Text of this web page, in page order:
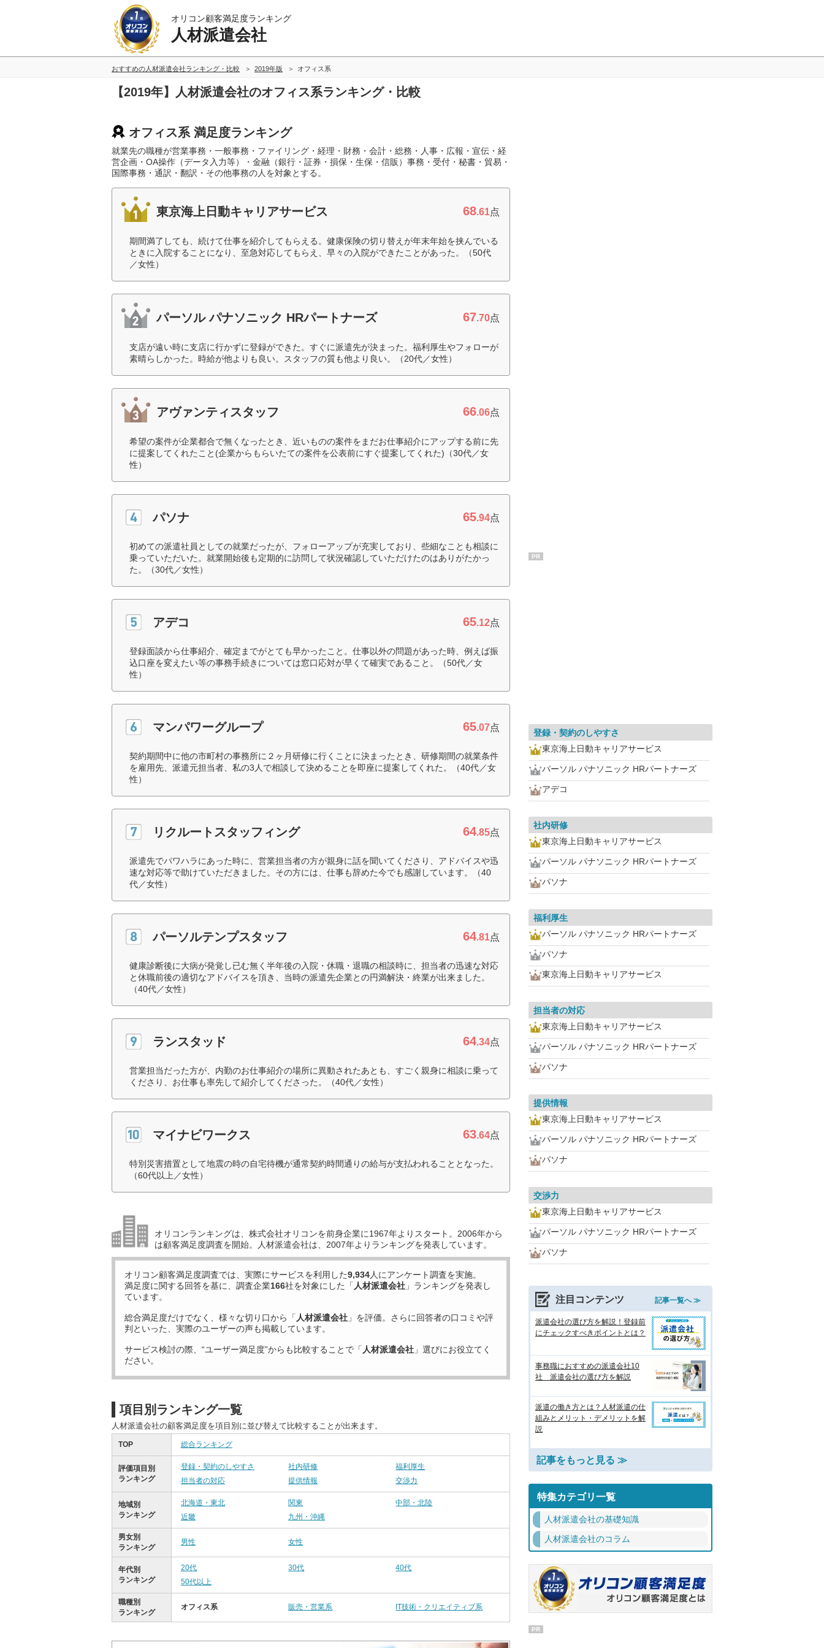
オリコン顧客満足度ランキング
人材派遣会社
おすすめの人材派遣会社ランキング・比較 2019年版 オフィス系
【2019年】人材派遣会社のオフィス系ランキング・比較
オフィス系 満足度ランキング
就業先の職種が営業事務・一般事務・ファイリング・経理・財務・会計・総務・人事・広報・宣伝・経
営企画・OA操作（データ入力等）・金融（銀行・証券・損保・生保・信販）事務・受付・秘書・貿易・
国際事務・通訳・翻訳・その他事務の人を対象とする。
東京海上日動キャリアサービス 68.61点
期間満了しても、続けて仕事を紹介してもらえる。健康保険の切り替えが年末年始を挟んでいる
ときに入院することになり、至急対応してもらえ、早々の入院ができたことがあった。（50代
／女性）
パーソル パナソニック HRパートナーズ 67.70点
支店が遠い時に支店に行かずに登録ができた。すぐに派遣先が決まった。福利厚生やフォローが
素晴らしかった。時給が他よりも良い。スタッフの質も他より良い。（20代／女性）
アヴァンティスタッフ 66.06点
希望の案件が企業都合で無くなったとき、近いものの案件をまだお仕事紹介にアップする前に先
に提案してくれたこと(企業からもらいたての案件を公表前にすぐ提案してくれた)（30代／女
性）
パソナ 65.94点
初めての派遣社員としての就業だったが、フォローアップが充実しており、些細なことも相談に
乗っていただいた。就業開始後も定期的に訪問して状況確認していただけたのはありがたかっ
た。（30代／女性）
アデコ 65.12点
登録面談から仕事紹介、確定までがとても早かったこと。仕事以外の問題があった時、例えば振
込口座を変えたい等の事務手続きについては窓口応対が早くて確実であること。（50代／女
性）
マンパワーグループ 65.07点
契約期間中に他の市町村の事務所に２ヶ月研修に行くことに決まったとき、研修期間の就業条件
を雇用先、派遣元担当者、私の3人で相談して決めることを即座に提案してくれた。（40代／女
性）
リクルートスタッフィング 64.85点
派遣先でパワハラにあった時に、営業担当者の方が親身に話を聞いてくださり、アドバイスや迅
速な対応等で助けていただきました。その方には、仕事も辞めた今でも感謝しています。（40
代／女性）
パーソルテンプスタッフ 64.81点
健康診断後に大病が発覚し已む無く半年後の入院・休職・退職の相談時に、担当者の迅速な対応
と休職前後の適切なアドバイスを頂き、当時の派遣先企業との円満解決・終業が出来ました。
（40代／女性）
ランスタッド 64.34点
営業担当だった方が、内勤のお仕事紹介の場所に異動されたあとも、すごく親身に相談に乗って
くださり、お仕事も率先して紹介してくださった。（40代／女性）
マイナビワークス 63.64点
特別災害措置として地震の時の自宅待機が通常契約時間通りの給与が支払われることとなった。
（60代以上／女性）
オリコンランキングは、株式会社オリコンを前身企業に1967年よりスタート。2006年から
は顧客満足度調査を開始。人材派遣会社は、2007年よりランキングを発表しています。
オリコン顧客満足度調査では、実際にサービスを利用した9,934人にアンケート調査を実施。
満足度に関する回答を基に、調査企業166社を対象にした「 人材派遣会社 」ランキングを発表し
ています。
総合満足度だけでなく、様々な切り口から「 人材派遣会社 」を評価。さらに回答者の口コミや評
判といった、実際のユーザーの声も掲載しています。
サービス検討の際、“ユーザー満足度”からも比較することで「 人材派遣会社 」選びにお役立てく
ださい。
項目別ランキング一覧
人材派遣会社の顧客満足度を項目別に並び替えて比較することが出来ます。
TOP 総合ランキング
評価項目別
ランキング
登録・契約のしやすさ 社内研修
福利厚生
担当者の対応
提供情報 交渉力
地域別
ランキング
北海道・東北 関東
中部・北陸
近畿
九州・沖縄
男女別
ランキング
男性 女性
年代別
ランキング
20代 30代
40代
50代以上
職種別
ランキング
オフィス系 販売・営業系 IT技術・クリエイティブ系
PR
登録・契約のしやすさ
東京海上日動キャリアサービス
パーソル パナソニック HRパートナーズ
アデコ
社内研修
東京海上日動キャリアサービス
パーソル パナソニック HRパートナーズ
パソナ
福利厚生
パーソル パナソニック HRパートナーズ
パソナ
東京海上日動キャリアサービス
担当者の対応
東京海上日動キャリアサービス
パーソル パナソニック HRパートナーズ
パソナ
提供情報
東京海上日動キャリアサービス
パーソル パナソニック HRパートナーズ
パソナ
交渉力
東京海上日動キャリアサービス
パーソル パナソニック HRパートナーズ
パソナ
注目コンテンツ 記事一覧へ ≫
派遣会社の選び方を解説！登録前
にチェックすべきポイントとは？
事務職におすすめの派遣会社10
社 派遣会社の選び方を解説
派遣の働き方とは？人材派遣の仕
組みとメリット・デメリットを解
説
記事をもっと見る ≫
特集カテゴリ一覧
人材派遣会社の基礎知識
人材派遣会社のコラム
PR